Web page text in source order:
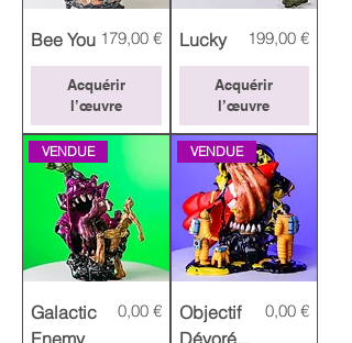
Bee You Prix
179,00 €
Acquérir
l’œuvre
Lucky Prix
199,00 €
Acquérir
l’œuvre
VENDUE
Galactic
Enemy
Prix
0,00 €
VENDUE
Objectif
Dévoré...
Prix
0,00 €